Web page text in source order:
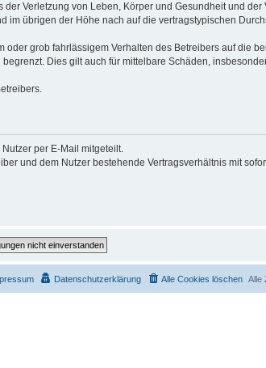
Verletzung von Leben, Körper und Gesundheit und der
übrigen der Höhe nach auf die vertragstypischen
grob fahrlässigem Verhalten des Betreibers auf die
Dies gilt auch für mittelbare Schäden,
per E-Mail mitgeteilt.
und dem Nutzer bestehende Vertragsverhältnis mit
Alle
Alle Cookies löschen
Datenschutzerklärung